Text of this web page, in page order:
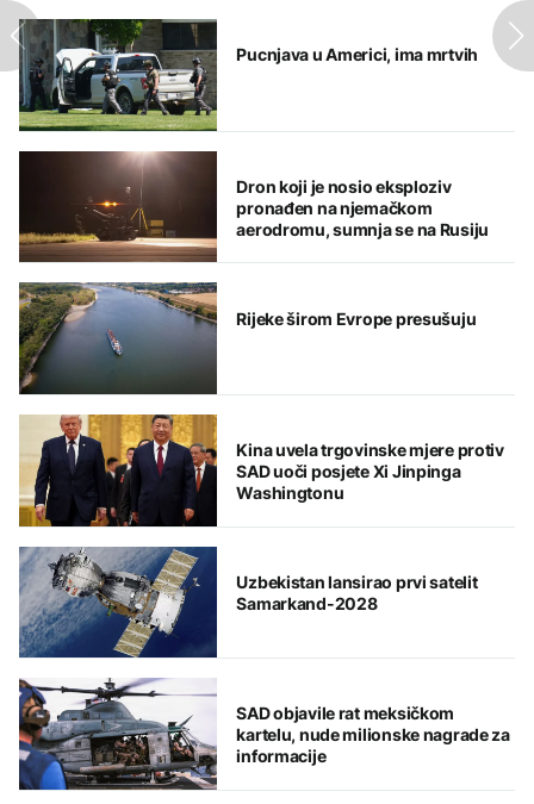
Pucnjava u Americi, ima mrtvih
Dron koji je nosio eksploziv
pronađen na njemačkom
aerodromu, sumnja se na Rusiju
Rijeke širom Evrope presušuju
Kina uvela trgovinske mjere protiv
SAD uoči posjete Xi Jinpinga
Washingtonu
Uzbekistan lansirao prvi satelit
Samarkand-2028
SAD objavile rat meksičkom
kartelu, nude milionske nagrade za
informacije